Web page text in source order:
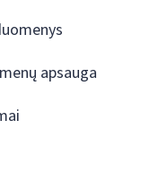
apsauga